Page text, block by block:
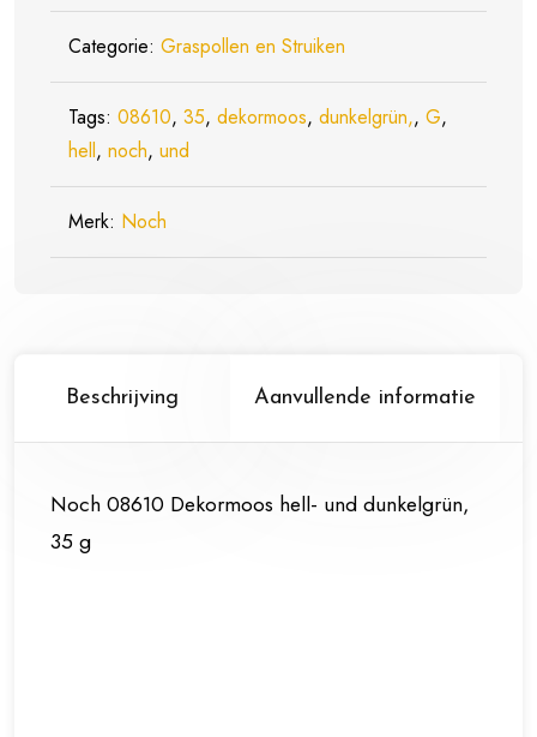
en
Donkergroen,
35
gram
aantal
Categorie: Graspollen en Struiken
Tags: 08610, 35, dekormoos, dunkelgrün,, G,
hell, noch, und
Merk: Noch
Beschrijving Aanvullende informatie
Noch 08610 Dekormoos hell- und dunkelgrün,
35 g